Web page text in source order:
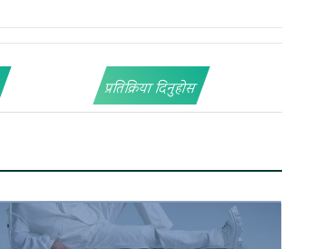
प्रतिक्रिया दिनुहोस